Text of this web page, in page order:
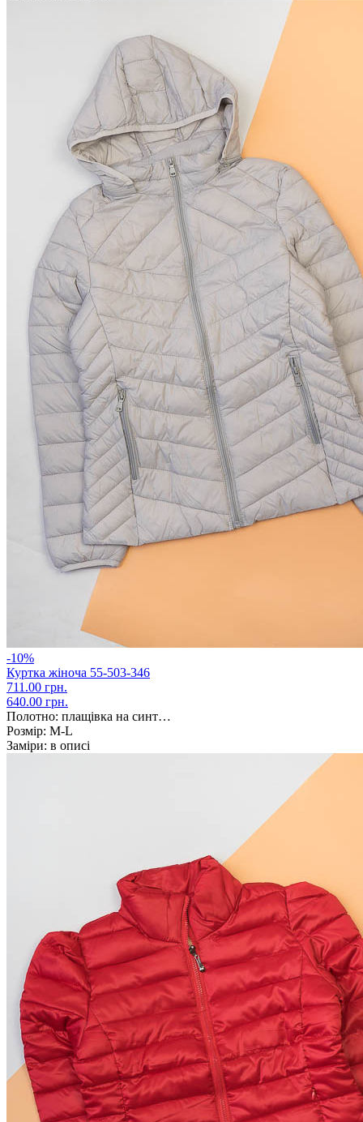
-10%
Куртка жіноча 55-503-346
711.00 грн.
640.00 грн.
Полотно: плащівка на синт…
Розмір: M-L
Заміри: в описі